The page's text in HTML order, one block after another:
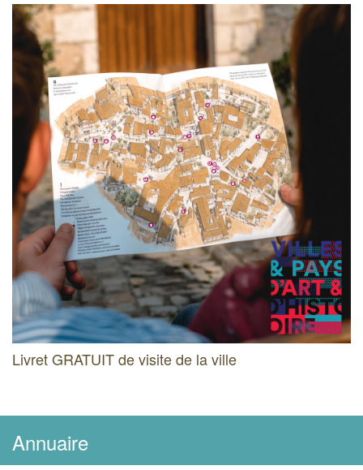
Livret GRATUIT de visite de la ville
Annuaire